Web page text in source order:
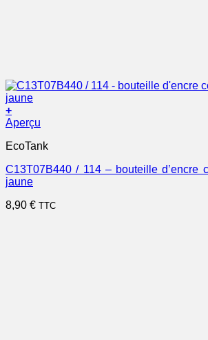
+
Aperçu
EcoTank
C13T07B440 / 114 – bouteille d’encre
jaune
8,90 € TTC